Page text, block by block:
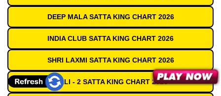
DEEP MALA SATTA KING CHART 2026
INDIA CLUB SATTA KING CHART 2026
SHRI LAXMI SATTA KING CHART 2026
GALI - 2 SATTA KING CHART 2026